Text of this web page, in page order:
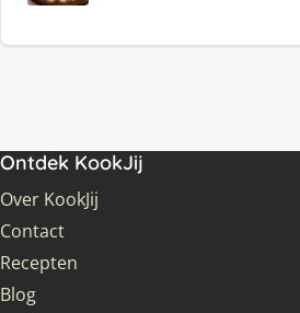
Ontdek KookJij
Over KookJij
Contact
Recepten
Blog